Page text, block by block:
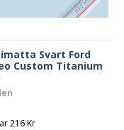
Svart Ford
Custom Titanium
216 Kr